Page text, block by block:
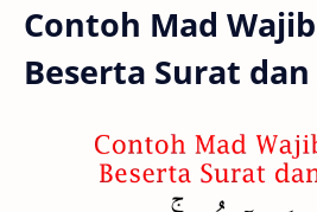
Contoh Mad
Beserta Surat